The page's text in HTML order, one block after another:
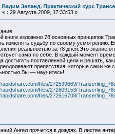
Вадим Зеланд. Практический курс
« : 29 Августа 2009, 17:33:53 »
книге изложено 78 основных принципов
изменять судьбу по своему усмотрению.
реальностью за 78 дней.Это знание
сама по себе. В каждый момент
достигать поставленной цели и решать,
препятствия, которые сами же
— научитесь!
rapidshare.com/files/272599669/
rapidshare.com/files/272609153/
rapidshare.com/files/272616708/
Ангел прячется в дождях. В листве